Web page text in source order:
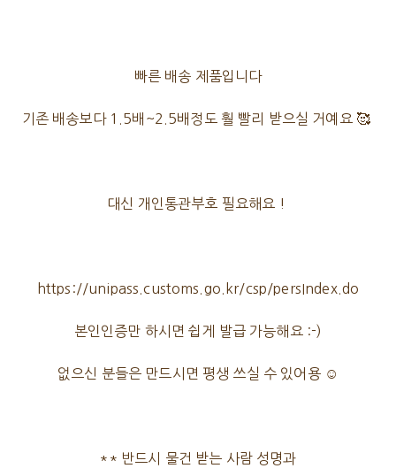
빠른 배송 제품입니다
기존 배송보다 1.5배~2.5배정도 훨 빨리 받으실 거예요 🥰
대신 개인통관부호 필요해요 !
https://unipass.customs.go.kr/csp/persIndex.do
본인인증만 하시면 쉽게 발급 가능해요 :-)
없으신 분들은 만드시면 평생 쓰실 수 있어용 ☺️
** 반드시 물건 받는 사람 성명과